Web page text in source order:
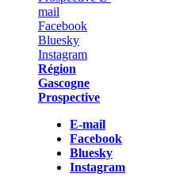
Région
Gascogne
Prospective
E-mail
Facebook
Bluesky
Instagram